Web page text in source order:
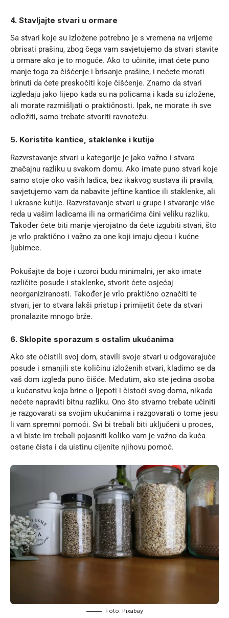
4. Stavljajte stvari u ormare
Sa stvari koje su izložene potrebno je s vremena na vrijeme
obrisati prašinu, zbog čega vam savjetujemo da stvari stavite
u ormare ako je to moguće. Ako to učinite, imat ćete puno
manje toga za čišćenje i brisanje prašine, i nećete morati
brinuti da ćete preskočiti koje čišćenje. Znamo da stvari
izgledaju jako lijepo kada su na policama i kada su izložene,
ali morate razmišljati o praktičnosti. Ipak, ne morate ih sve
odložiti, samo trebate stvoriti ravnotežu.
5. Koristite kantice, staklenke i kutije
Razvrstavanje stvari u kategorije je jako važno i stvara
značajnu razliku u svakom domu. Ako imate puno stvari koje
samo stoje oko vaših ladica, bez ikakvog sustava ili pravila,
savjetujemo vam da nabavite jeftine kantice ili staklenke, ali
i ukrasne kutije. Razvrstavanje stvari u grupe i stvaranje više
reda u vašim ladicama ili na ormarićima čini veliku razliku.
Također ćete biti manje vjerojatno da ćete izgubiti stvari, što
je vrlo praktično i važno za one koji imaju djecu i kućne
ljubimce.
Pokušajte da boje i uzorci budu minimalni, jer ako imate
različite posude i staklenke, stvorit ćete osjećaj
neorganiziranosti. Također je vrlo praktično označiti te
stvari, jer to stvara lakši pristup i primijetit ćete da stvari
pronalazite mnogo brže.
6. Sklopite sporazum s ostalim ukućanima
Ako ste očistili svoj dom, stavili svoje stvari u odgovarajuće
posude i smanjili ste količinu izloženih stvari, kladimo se da
vaš dom izgleda puno čišće. Međutim, ako ste jedina osoba
u kućanstvu koja brine o ljepoti i čistoći svog doma, nikada
nećete napraviti bitnu razliku. Ono što stvarno trebate učiniti
je razgovarati sa svojim ukućanima i razgovarati o tome jesu
li vam spremni pomoći. Svi bi trebali biti uključeni u proces,
a vi biste im trebali pojasniti koliko vam je važno da kuća
ostane čista i da uistinu cijenite njihovu pomoć.
Foto: Pixabay